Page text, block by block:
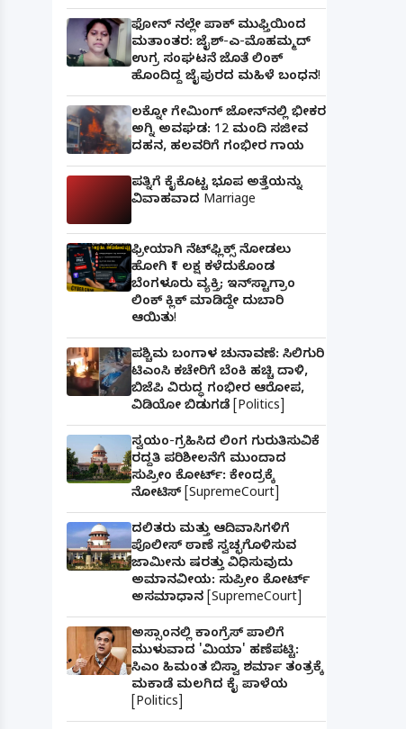
ಫೋನ್ ನಲ್ಲೇ ಪಾಕ್ ಮುಫ್ತಿಯಿಂದ
ಮತಾಂತರ: ಜೈಶ್-ಎ-ಮೊಹಮ್ಮದ್
ಉಗ್ರ ಸಂಘಟನೆ ಜೊತೆ ಲಿಂಕ್
ಹೊಂದಿದ್ದ ಜೈಪುರದ ಮಹಿಳೆ ಬಂಧನ!
ಲಕ್ನೋ ಗೇಮಿಂಗ್ ಜೋನ್‌ನಲ್ಲಿ ಭೀಕರ
ಅಗ್ನಿ ಅವಘಡ: 12 ಮಂದಿ ಸಜೀವ
ದಹನ, ಹಲವರಿಗೆ ಗಂಭೀರ ಗಾಯ
ಪತ್ನಿಗೆ ಕೈಕೊಟ್ಟ ಭೂಪ ಅತ್ತೆಯನ್ನು
ವಿವಾಹವಾದ Marriage
ಫ್ರೀಯಾಗಿ ನೆಟ್‌ಫ್ಲಿಕ್ಸ್ ನೋಡಲು
ಹೋಗಿ ₹1 ಲಕ್ಷ ಕಳೆದುಕೊಂಡ
ಬೆಂಗಳೂರು ವ್ಯಕ್ತಿ; ಇನ್‌ಸ್ಟಾಗ್ರಾಂ
ಲಿಂಕ್ ಕ್ಲಿಕ್ ಮಾಡಿದ್ದೇ ದುಬಾರಿ
ಆಯಿತು!
ಪಶ್ಚಿಮ ಬಂಗಾಳ ಚುನಾವಣೆ: ಸಿಲಿಗುರಿ
ಟಿಎಂಸಿ ಕಚೇರಿಗೆ ಬೆಂಕಿ ಹಚ್ಚಿ ದಾಳಿ,
ಬಿಜೆಪಿ ವಿರುದ್ಧ ಗಂಭೀರ ಆರೋಪ,
ವಿಡಿಯೋ ಬಿಡುಗಡೆ [Politics]
ಸ್ವಯಂ-ಗ್ರಹಿಸಿದ ಲಿಂಗ ಗುರುತಿಸುವಿಕೆ
ರದ್ದತಿ ಪರಿಶೀಲನೆಗೆ ಮುಂದಾದ
ಸುಪ್ರೀಂ ಕೋರ್ಟ್: ಕೇಂದ್ರಕ್ಕೆ
ನೋಟಿಸ್ [SupremeCourt]
ದಲಿತರು ಮತ್ತು ಆದಿವಾಸಿಗಳಿಗೆ
ಪೊಲೀಸ್ ಠಾಣೆ ಸ್ವಚ್ಛಗೊಳಿಸುವ
ಜಾಮೀನು ಷರತ್ತು ವಿಧಿಸುವುದು
ಅಮಾನವೀಯ: ಸುಪ್ರೀಂ ಕೋರ್ಟ್
ಅಸಮಾಧಾನ [SupremeCourt]
ಅಸ್ಸಾಂನಲ್ಲಿ ಕಾಂಗ್ರೆಸ್ ಪಾಲಿಗೆ
ಮುಳುವಾದ 'ಮಿಯಾ' ಹಣೆಪಟ್ಟಿ:
ಸಿಎಂ ಹಿಮಂತ ಬಿಸ್ವಾ ಶರ್ಮಾ ತಂತ್ರಕ್ಕೆ
ಮಕಾಡೆ ಮಲಗಿದ ಕೈ ಪಾಳೆಯ
[Politics]